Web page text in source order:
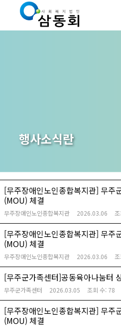
행사소식란
[무주장애인노인종합복지관] 무주
(MOU) 체결
무주장애인노인종합복지관 2026.03.06
[무주장애인노인종합복지관] 무주
(MOU) 체결
무주장애인노인종합복지관 2026.03.06
[무주군가족센터]공동육아나눔터
무주군가족센터 2026.03.05 조회 수: 78
[무주장애인노인종합복지관] 무주
(MOU) 체결